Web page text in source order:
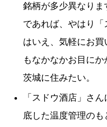
銘柄が多少異なり
であれば、やはり「
はいえ、気軽にお
もなかなかお目に
茨城に住みたい。
「スドウ酒店」さ
底した温度管理の